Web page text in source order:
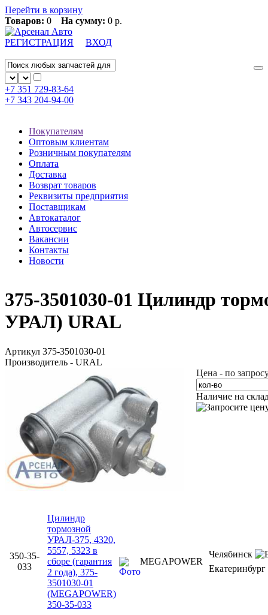
Перейти в корзину
Товаров: 0 На сумму: 0 р.
РЕГИСТРАЦИЯ ВХОД
+7 351 729-83-64
+7 343 204-94-00
Покупателям
Оптовым клиентам
Розничным покупателям
Оплата
Доставка
Возврат товаров
Реквизиты предприятия
Поставщикам
Автокаталог
Автосервис
Вакансии
Контакты
Новости
375-3501030-01 Цилиндр
УРАЛ) URAL
Артикул 375-3501030-01
Производитель - URAL
Цена - по
Наличие на
350-35-
033
Цилиндр
тормозной
УРАЛ-375, 4320,
5557, 5323 в
сборе (гарантия
2 года), 375-
3501030-01
(MEGAPOWER)
350-35-033
MEGAPOWER
Челябинск
Екатеринбург